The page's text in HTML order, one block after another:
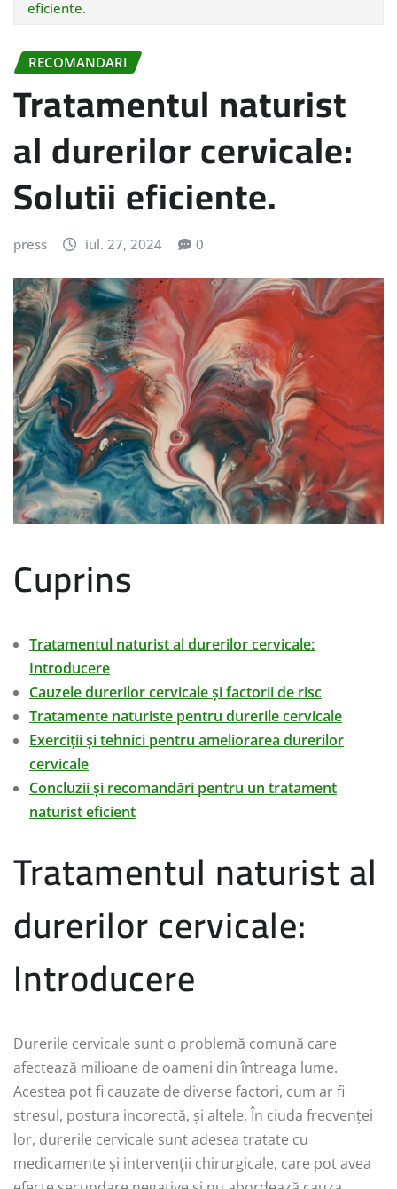
eficiente.
RECOMANDARI
Tratamentul naturist
al durerilor cervicale:
Solutii eficiente.
press iul. 27, 2024 0
Cuprins
Tratamentul naturist al durerilor cervicale:
Introducere
Cauzele durerilor cervicale și factorii de risc
Tratamente naturiste pentru durerile cervicale
Exerciții și tehnici pentru ameliorarea durerilor
cervicale
Concluzii și recomandări pentru un tratament
naturist eficient
Tratamentul naturist al
durerilor cervicale:
Introducere
Durerile cervicale sunt o problemă comună care
afectează milioane de oameni din întreaga lume.
Acestea pot fi cauzate de diverse factori, cum ar fi
stresul, postura incorectă, și altele. În ciuda frecvenței
lor, durerile cervicale sunt adesea tratate cu
medicamente și intervenții chirurgicale, care pot avea